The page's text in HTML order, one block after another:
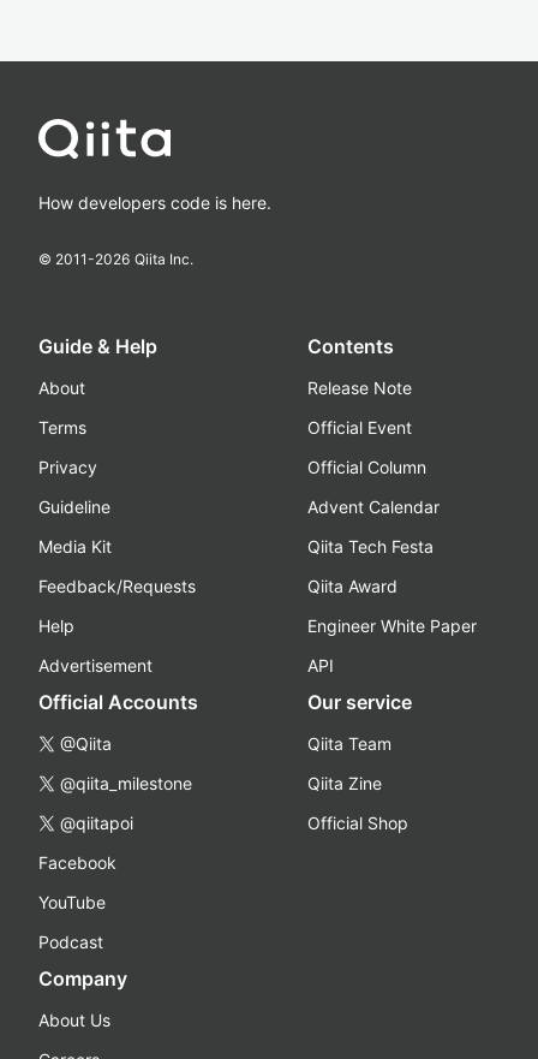
How developers code is here.
© 2011-2026 Qiita Inc.
Guide & Help
About
Terms
Privacy
Guideline
Media Kit
Feedback/Requests
Help
Advertisement
Contents
Release Note
Official Event
Official Column
Advent Calendar
Qiita Tech Festa
Qiita Award
Engineer White Paper
API
Official Accounts
@Qiita
@qiita_milestone
@qiitapoi
Facebook
YouTube
Podcast
Our service
Qiita Team
Qiita Zine
Official Shop
Company
About Us